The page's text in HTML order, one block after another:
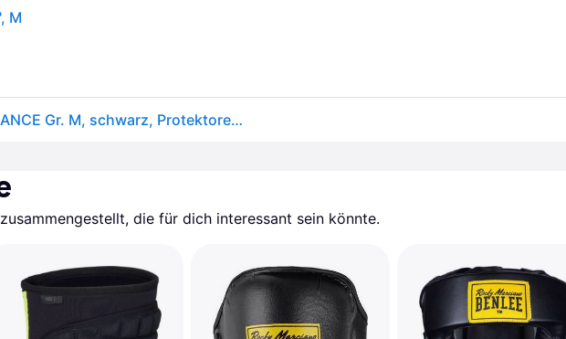
M
Kopfschutz ADIDAS PERFORMANCE Gr. M, schwarz, Protektoren, M, Lederimitat, Kopfschutz
die für dich interessant sein könnte.